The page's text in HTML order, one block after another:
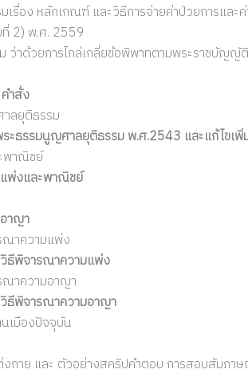
รื่อง หลักเกณฑ์ และวิธีการจ่ายค่าป่วยการและ
2) พ.ศ. 2559
ว่าด้วยการไกล่เกลี่ยข้อพิพาทตามพระราชบัญ
ำสั่ง
ลยุติธรรม
ธรรมนูญศาลยุติธรรม พ.ศ.2543 และแก้ไขเ
พาณิชย์
พ่งและพาณิชย์
าญา
ณาความแพ่ง
ธีพิจารณาความแพ่ง
าความอาญา
ธีพิจารณาความอาญา
เมืองปัจจุบัน
กาย และ ตัวอย่างสคริปคำตอบ การสอบสัมภาษ